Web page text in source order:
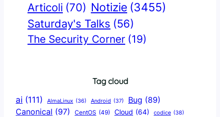
Articoli (70) Notizie (3455)
Saturday's Talks (56)
The Security Corner (19)
Tag cloud
ai (111) AlmaLinux (36) Android (37) Bug (89)
Canonical (97) CentOS (49) Cloud (64) codice (38)